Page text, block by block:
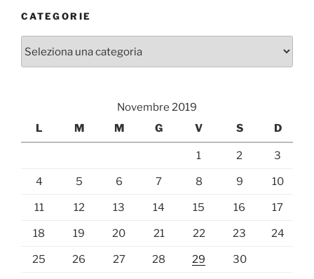
CATEGORIE
Novembre 2019
L
M M G V S D
1 2 3
4 5 6 7 8 9 10
11 12 13 14 15 16 17
18 19 20 21 22 23 24
25 26 27 28 29 30